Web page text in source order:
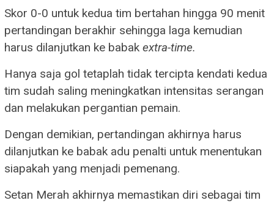
Skor 0-0 untuk kedua tim bertahan hingga 90 menit
pertandingan berakhir sehingga laga kemudian
harus dilanjutkan ke babak extra-time.
Hanya saja gol tetaplah tidak tercipta kendati kedua
tim sudah saling meningkatkan intensitas serangan
dan melakukan pergantian pemain.
Dengan demikian, pertandingan akhirnya harus
dilanjutkan ke babak adu penalti untuk menentukan
siapakah yang menjadi pemenang.
Setan Merah akhirnya memastikan diri sebagai tim